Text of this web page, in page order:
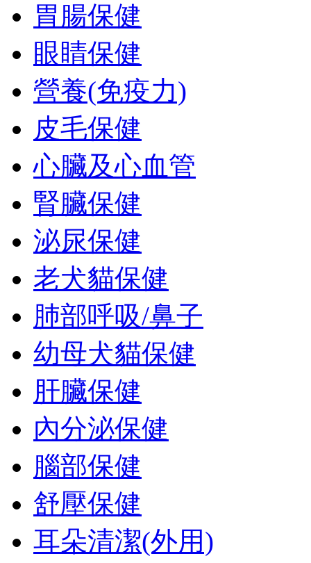
胃腸保健
眼睛保健
營養(免疫力)
皮毛保健
心臟及心血管
腎臟保健
泌尿保健
老犬貓保健
肺部呼吸/鼻子
幼母犬貓保健
肝臟保健
內分泌保健
腦部保健
舒壓保健
耳朵清潔(外用)